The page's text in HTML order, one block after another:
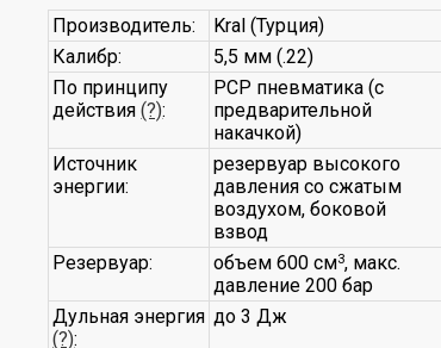
Производитель:
Kral (Турция)
Калибр:
5,5 мм (.22)
По принципу
действия(?):
PCP пневматика (с
предварительной
накачкой)
Источник
энергии:
резервуар высокого
давления со сжатым
воздухом, боковой
взвод
Резервуар:
объем 600 см3, макс.
давление 200 бар
Дульная энергия
(?):
до 3 Дж